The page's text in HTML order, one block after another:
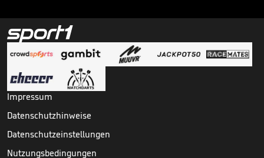
Impressum
Datenschutzhinweise
Datenschutzeinstellungen
Nutzungsbedingungen